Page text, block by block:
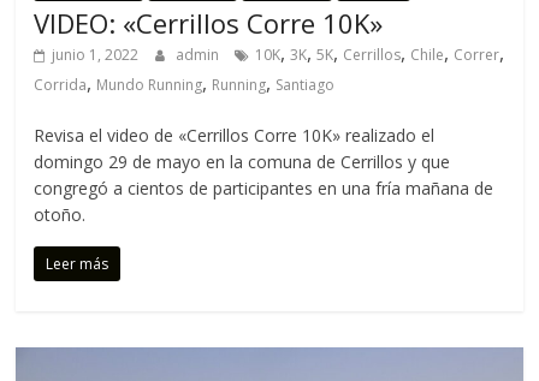
VIDEO: «Cerrillos Corre 10K»
junio 1, 2022 admin 10K,3K,5K, Cerrillos, Chile, Correr,
Corrida, Mundo Running, Running, Santiago
Revisa el video de «Cerrillos Corre 10K» realizado el
domingo 29 de mayo en la comuna de Cerrillos y que
congregó a cientos de participantes en una fría mañana de
otoño.
Leer más